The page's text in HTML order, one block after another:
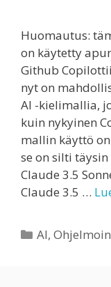
Huomautus:
on käytetty
Github
nyt on
AI -kielimallia,
kuin nykyinen
mallin käyttö
se on silti
Claude 3.5
Claude 3.5 …
Kategoriat
AI,